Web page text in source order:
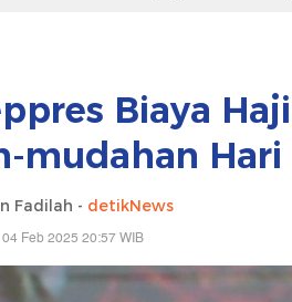
Biaya
mudahan Hari
Fadilah - detikNews
Feb 2025 20:57 WIB